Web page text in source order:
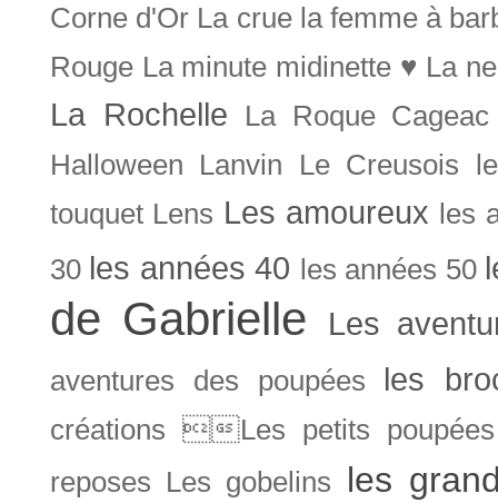
Corne d'Or La crue la femme à
Rouge La minute midinette ♥ La
La Rochelle
La Roque Cageac
Halloween
Lanvin Le Creusois
touquet Lens Les amoureux
les
30 les années 40 les années 50
de Gabrielle Les
aventures des poupées les
créations Les petits
reposes Les gobelins les